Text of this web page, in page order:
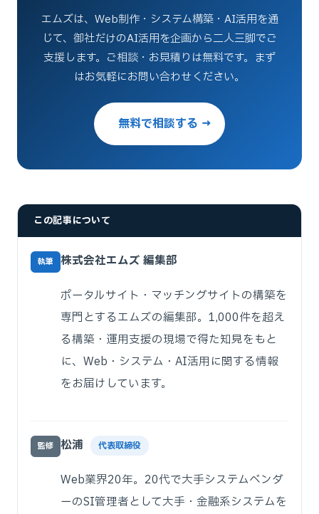
エムズは、Web制作・システム構築・AI活用を通
じて、御社だけのAI活用を企画から二人三脚でご
支援します。ご相談・お見積りは無料です。まず
はお気軽にお問い合わせください。
無料で相談する →
この記事について
執筆 株式会社エムズ 編集部
ポータルサイト・マッチングサイトの構築を
専門とするエムズの編集部。1,000件を超え
る構築・運用支援の現場で得た知見をもと
に、Web・システム・AI活用に関する情報
をお届けしています。
監修 松浦 代表取締役
Web業界20年。20代で大手システムベンダ
ーのSI管理者として大手・金融系システムを